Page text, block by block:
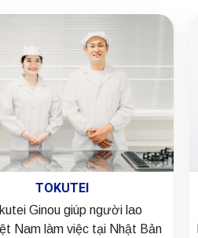
TOKUTEI
Ginou giúp người lao
Nam làm việc tại Nhật Bản